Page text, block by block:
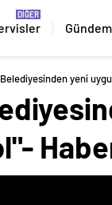
Gündem
yeni